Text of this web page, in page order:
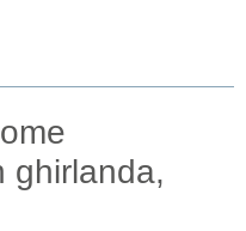
ghirlanda,